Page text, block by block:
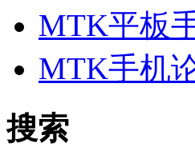
MTK平板
MTK手机
搜索